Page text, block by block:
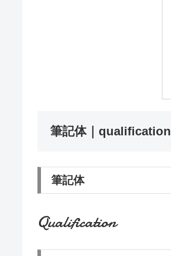
筆記体｜qualification
筆記体
Qualification